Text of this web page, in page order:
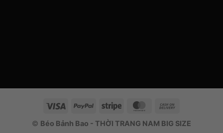
Visa PayPal Stripe MasterCard
Delivery
© Béo Bảnh Bao - THỜI TRANG NAM BIG SIZE